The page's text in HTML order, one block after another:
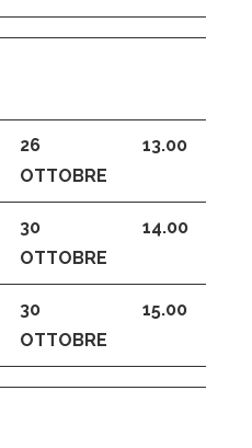
26
OTTOBRE
13.00
30
OTTOBRE
14.00
30
OTTOBRE
15.00